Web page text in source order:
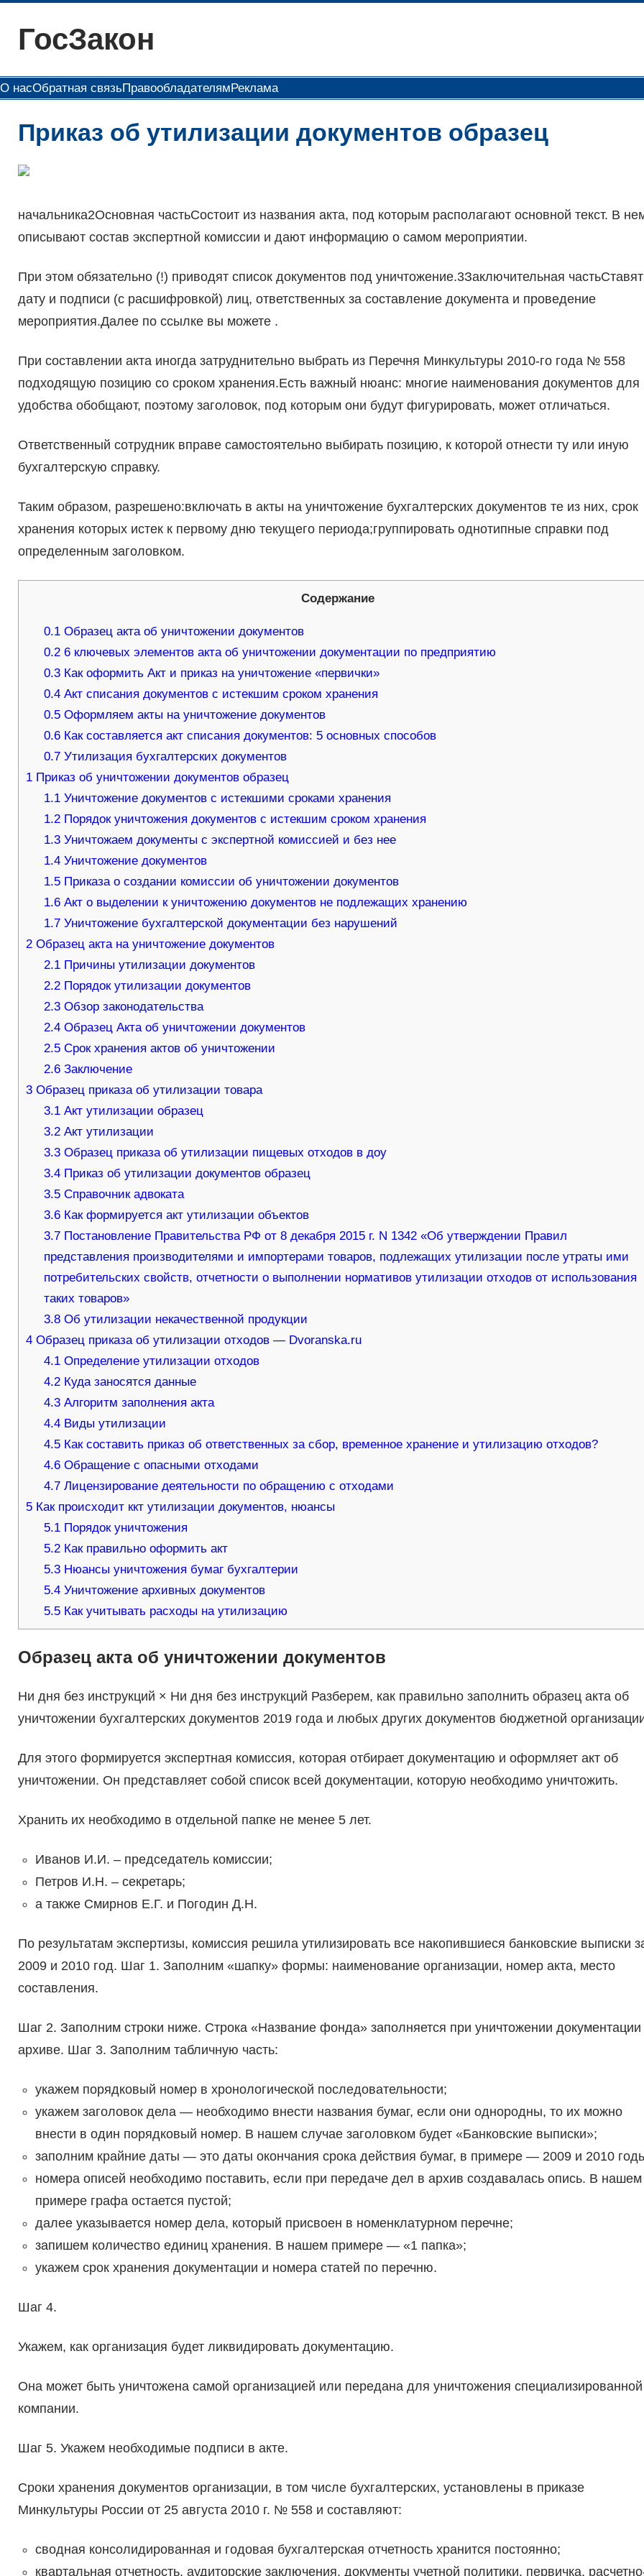
содержимому
ГосЗакон
О насОбратная связьПравообладателямРеклама
Приказ об утилизации документов образец
начальника2Основная частьСостоит из названия акта, под которым располагают основной текст. В
описывают состав экспертной комиссии и дают информацию о самом мероприятии.
При этом обязательно (!) приводят список документов под уничтожение.3Заключительная частьСтавят
дату и подписи (с расшифровкой) лиц, ответственных за составление документа и проведение
мероприятия.Далее по ссылке вы можете .
При составлении акта иногда затруднительно выбрать из Перечня Минкультуры 2010-го года № 558
подходящую позицию со сроком хранения.Есть важный нюанс: многие наименования документов для
удобства обобщают, поэтому заголовок, под которым они будут фигурировать, может отличаться.
Ответственный сотрудник вправе самостоятельно выбирать позицию, к которой отнести ту или иную
бухгалтерскую справку.
Таким образом, разрешено:включать в акты на уничтожение бухгалтерских документов те из них, срок
хранения которых истек к первому дню текущего периода;группировать однотипные справки под
определенным заголовком.
Содержание
0.1 Образец акта об уничтожении документов
0.2 6 ключевых элементов акта об уничтожении документации по предприятию
0.3 Как оформить Акт и приказ на уничтожение «первички»
0.4 Акт списания документов с истекшим сроком хранения
0.5 Оформляем акты на уничтожение документов
0.6 Как составляется акт списания документов: 5 основных способов
0.7 Утилизация бухгалтерских документов
1Приказ об уничтожении документов образец
1.1 Уничтожение документов с истекшими сроками хранения
1.2 Порядок уничтожения документов с истекшим сроком хранения
1.3 Уничтожаем документы с экспертной комиссией и без нее
1.4 Уничтожение документов
1.5 Приказа о создании комиссии об уничтожении документов
1.6 Акт о выделении к уничтожению документов не подлежащих хранению
1.7 Уничтожение бухгалтерской документации без нарушений
2Образец акта на уничтожение документов
2.1 Причины утилизации документов
2.2 Порядок утилизации документов
2.3 Обзор законодательства
2.4 Образец Акта об уничтожении документов
2.5 Срок хранения актов об уничтожении
2.6 Заключение
3Образец приказа об утилизации товара
3.1 Акт утилизации образец
3.2 Акт утилизации
3.3 Образец приказа об утилизации пищевых отходов в доу
3.4 Приказ об утилизации документов образец
3.5 Справочник адвоката
3.6 Как формируется акт утилизации объектов
3.7 Постановление Правительства РФ от 8 декабря 2015 г. N 1342 «Об утверждении Правил
представления производителями и импортерами товаров, подлежащих утилизации после утраты ими
потребительских свойств, отчетности о выполнении нормативов утилизации отходов от использования
таких товаров»
3.8 Об утилизации некачественной продукции
4Образец приказа об утилизации отходов — Dvoranska.ru
4.1 Определение утилизации отходов
4.2 Куда заносятся данные
4.3 Алгоритм заполнения акта
4.4 Виды утилизации
4.5 Как составить приказ об ответственных за сбор, временное хранение и утилизацию отходов?
4.6 Обращение с опасными отходами
4.7 Лицензирование деятельности по обращению с отходами
5Как происходит ккт утилизации документов, нюансы
5.1 Порядок уничтожения
5.2 Как правильно оформить акт
5.3 Нюансы уничтожения бумаг бухгалтерии
5.4 Уничтожение архивных документов
5.5 Как учитывать расходы на утилизацию
Образец акта об уничтожении документов
Ни дня без инструкций × Ни дня без инструкций Разберем, как правильно заполнить образец акта об
уничтожении бухгалтерских документов 2019 года и любых других документов бюджетной
Для этого формируется экспертная комиссия, которая отбирает документацию и оформляет акт об
уничтожении. Он представляет собой список всей документации, которую необходимо уничтожить.
Хранить их необходимо в отдельной папке не менее 5 лет.
Иванов И.И. – председатель комиссии;
Петров И.Н. – секретарь;
а также Смирнов Е.Г. и Погодин Д.Н.
По результатам экспертизы, комиссия решила утилизировать все накопившиеся банковские выписки
2009 и 2010 год. Шаг 1. Заполним «шапку» формы: наименование организации, номер акта, место
составления.
Шаг 2. Заполним строки ниже. Строка «Название фонда» заполняется при уничтожении документации
архиве. Шаг 3. Заполним табличную часть:
укажем порядковый номер в хронологической последовательности;
укажем заголовок дела — необходимо внести названия бумаг, если они однородны, то их можно
внести в один порядковый номер. В нашем случае заголовком будет «Банковские выписки»;
заполним крайние даты — это даты окончания срока действия бумаг, в примере — 2009 и 2010
номера описей необходимо поставить, если при передаче дел в архив создавалась опись. В нашем
примере графа остается пустой;
далее указывается номер дела, который присвоен в номенклатурном перечне;
запишем количество единиц хранения. В нашем примере — «1 папка»;
укажем срок хранения документации и номера статей по перечню.
Шаг 4.
Укажем, как организация будет ликвидировать документацию.
Она может быть уничтожена самой организацией или передана для уничтожения специализированной
компании.
Шаг 5. Укажем необходимые подписи в акте.
Сроки хранения документов организации, в том числе бухгалтерских, установлены в приказе
Минкультуры России от 25 августа 2010 г. № 558 и составляют:
сводная консолидированная и годовая бухгалтерская отчетность хранится постоянно;
квартальная отчетность, аудиторские заключения, документы учетной политики, первичка,